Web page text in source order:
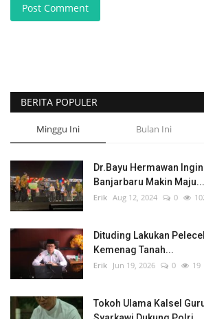
Post Comment
BERITA POPULER
Minggu Ini Bulan Ini
Dr.Bayu Hermawan
Banjarbaru Makin Maju...
Erik Aug 12, 2024 0
Dituding Lakukan
Kemenag Tanah...
Erik Jun 19, 2026 0 19
Tokoh Ulama Kalsel